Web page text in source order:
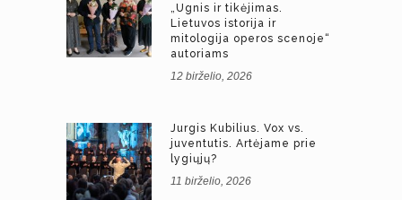
„Ugnis ir tikėjimas.
Lietuvos istorija ir
mitologija operos scenoje“
autoriams
12 birželio, 2026
Jurgis Kubilius. Vox vs.
juventutis. Artėjame prie
lygiųjų?
11 birželio, 2026